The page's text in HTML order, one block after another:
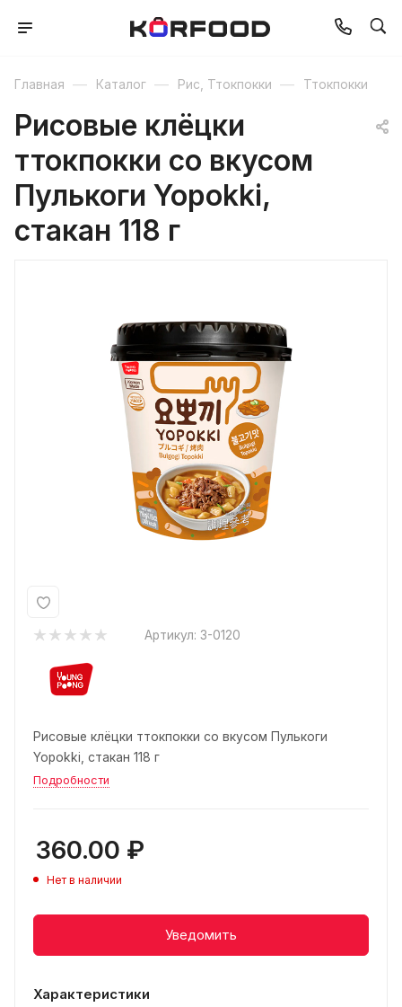
Главная — Каталог — Рис, Ттокпокки — Ттокпокки
Рисовые клёцки
ттокпокки со вкусом
Пулькоги Yopokki,
стакан 118 г
Артикул: 3-0120
Рисовые клёцки ттокпокки со вкусом Пулькоги
Yopokki, стакан 118 г
Подробности
360.00 ₽
Нет в наличии
Уведомить
Характеристики